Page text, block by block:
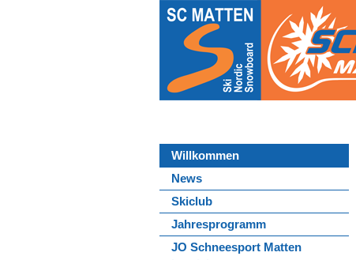
Willkommen
News
Skiclub
Jahresprogramm
JO Schneesport Matten